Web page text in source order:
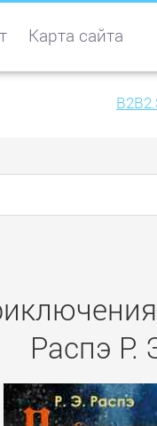
Карта сайта
Распэ Р.